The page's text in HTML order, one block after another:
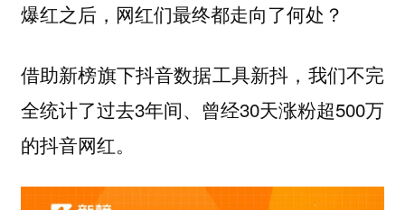
爆红之后，网红们最终都走向了何处？
借助新榜旗下抖音数据工具新抖，我们不完
全统计了过去3年间、曾经30天涨粉超500万
的抖音网红。